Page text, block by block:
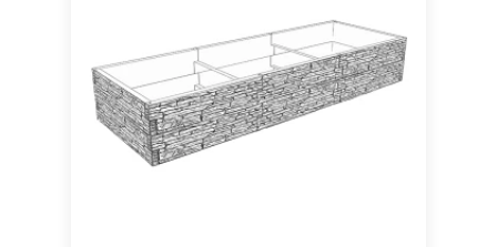
Krepšelyje nėra produktų.